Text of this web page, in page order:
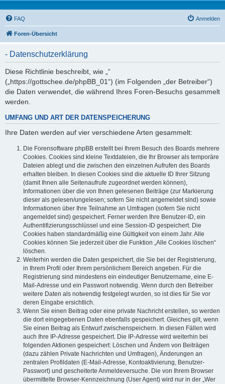
FAQ Anmelden
Foren-Übersicht
- Datenschutzerklärung
Diese Richtlinie beschreibt, wie „“
(„https://gottschee.de/phpBB_01“) (im Folgenden „der Betreiber“)
die Daten verwendet, die während Ihres Foren-Besuchs gesammelt
werden.
UMFANG UND ART DER DATENSPEICHERUNG
Ihre Daten werden auf vier verschiedene Arten gesammelt:
Die Forensoftware phpBB erstellt bei Ihrem Besuch des Boards mehrere
Cookies. Cookies sind kleine Textdateien, die Ihr Browser als temporäre
Dateien ablegt und die zwischen den einzelnen Aufrufen des Boards
erhalten bleiben. In diesen Cookies sind die aktuelle ID Ihrer Sitzung
(damit Ihnen alle Seitenaufrufe zugeordnet werden können),
Informationen über die von Ihnen gelesenen Beiträge (zur Markierung
dieser als gelesen/ungelesen; sofern Sie nicht angemeldet sind) sowie
Informationen über Ihre Teilnahme an Umfragen (sofern Sie nicht
angemeldet sind) gespeichert. Ferner werden Ihre Benutzer-ID, ein
Authentifizierungsschlüssel und eine Session-ID gespeichert. Die
Cookies haben standardmäßig eine Gültigkeit von einem Jahr. Alle
Cookies können Sie jederzeit über die Funktion „Alle Cookies löschen“
löschen.
Weiterhin werden die Daten gespeichert, die Sie bei der Registrierung,
in Ihrem Profil oder Ihrem persönlichem Bereich angeben. Für die
Registrierung sind mindestens ein eindeutiger Benutzername, eine E-
Mail-Adresse und ein Passwort notwendig. Wenn durch den Betreiber
weitere Daten als notwendig festgelegt wurden, so ist dies für Sie vor
deren Eingabe ersichtlich.
Wenn Sie einen Beitrag oder eine private Nachricht erstellen, so werden
die dort eingegebenen Daten ebenfalls gespeichert. Gleiches gilt, wenn
Sie einen Beitrag als Entwurf zwischenspeichern. In diesen Fällen wird
auch Ihre IP-Adresse gespeichert. Die IP-Adresse wird weiterhin bei
folgenden Aktionen gespeichert: Löschen und Ändern von Beiträgen
(dazu zählen Private Nachrichten und Umfragen), Änderungen an
zentralen Profildaten (E-Mail-Adresse, Kontoaktivierung, Benutzer-
Passwort) und gescheiterte Anmeldeversuche. Die von Ihrem Browser
übermittelte Browser-Kennzeichnung (User Agent) wird nur in der „Wer